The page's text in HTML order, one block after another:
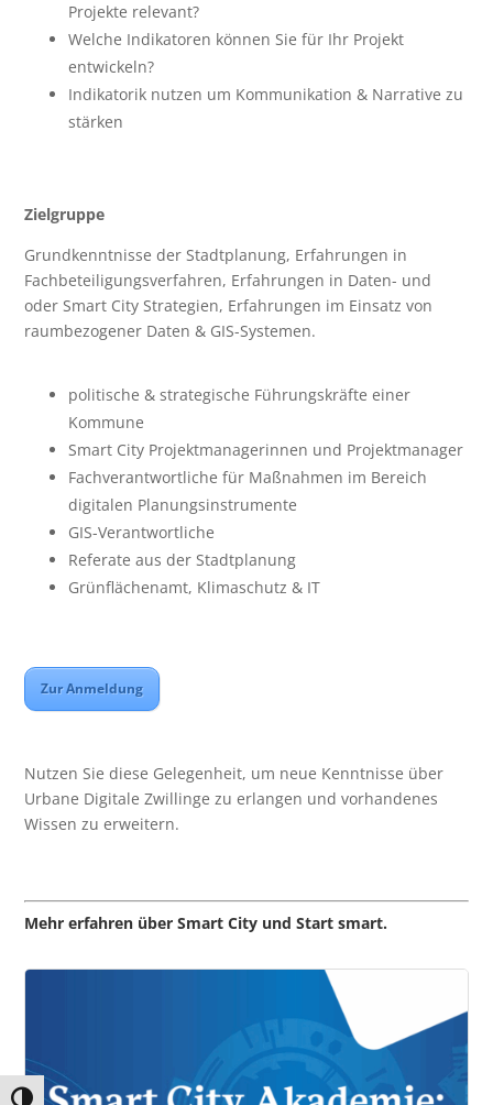
Projekte relevant?
Welche Indikatoren können Sie für Ihr Projekt
entwickeln?
Indikatorik nutzen um Kommunikation & Narrative zu
stärken
Zielgruppe
Grundkenntnisse der Stadtplanung, Erfahrungen in
Fachbeteiligungsverfahren, Erfahrungen in Daten- und
oder Smart City Strategien, Erfahrungen im Einsatz von
raumbezogener Daten & GIS-Systemen.
politische & strategische Führungskräfte einer
Kommune
Smart City Projektmanagerinnen und Projektmanager
Fachverantwortliche für Maßnahmen im Bereich
digitalen Planungsinstrumente
GIS-Verantwortliche
Referate aus der Stadtplanung
Grünflächenamt, Klimaschutz & IT
Zur Anmeldung
Nutzen Sie diese Gelegenheit, um neue Kenntnisse über
Urbane Digitale Zwillinge zu erlangen und vorhandenes
Wissen zu erweitern.
Mehr erfahren über Smart City und Start smart.